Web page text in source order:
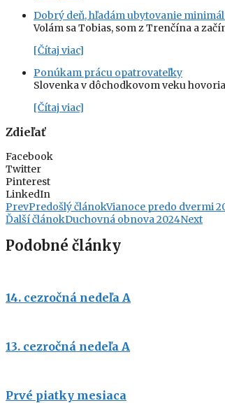
Dobrý deň, hľadám ubytovanie
Volám sa Tobias, som z Trenčína a
[Čítaj viac]
Ponúkam prácu opatrovateľky
Slovenka v dôchodkovom veku
[Čítaj viac]
Zdieľať
Facebook
Twitter
Pinterest
LinkedIn
PrevPredošlý článokVianoce predo dvermi
Ďalší článokDuchovná obnova 2024Next
Podobné články
14. cezročná nedeľa A
13. cezročná nedeľa A
Prvé piatky mesiaca